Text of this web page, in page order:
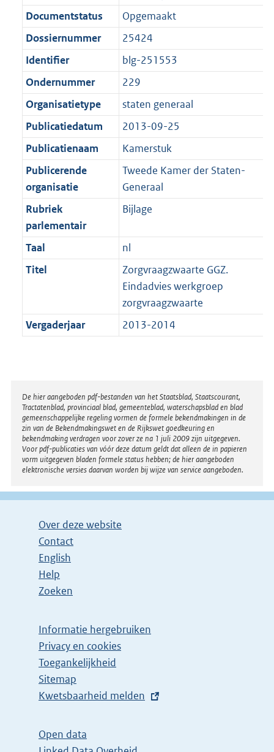
t
i
e
n
f
o
r
m
a
a
t
:
9
7
K
b
s
r
o
t
t
e
:
1
K
b
d
g
r
o
t
t
e
:
K
Documentstatus
Opgemaakt
Dossiernummer
25424
Identifier
blg-251553
Ondernummer
229
Organisatietype
staten generaal
Publicatiedatum
2013-09-25
Publicatienaam
Kamerstuk
Publicerende
organisatie
Tweede Kamer der Staten-
Generaal
Rubriek
parlementair
Bijlage
Taal
nl
Titel
Zorgvraagzwaarte GGZ.
Eindadvies werkgroep
zorgvraagzwaarte
Vergaderjaar
2013-2014
Disclaimer
De hier aangeboden pdf-bestanden van het Staatsblad, Staatscourant,
Tractatenblad, provinciaal blad, gemeenteblad, waterschapsblad en blad
gemeenschappelijke regeling vormen de formele bekendmakingen in de
zin van de Bekendmakingswet en de Rijkswet goedkeuring en
bekendmaking verdragen voor zover ze na 1 juli 2009 zijn uitgegeven.
Voor pdf-publicaties van vóór deze datum geldt dat alleen de in papieren
vorm uitgegeven bladen formele status hebben; de hier aangeboden
elektronische versies daarvan worden bij wijze van service aangeboden.
Over deze website
Contact
English
Help
Zoeken
Informatie hergebruiken
Privacy en cookies
Toegankelijkheid
Sitemap
E
t
e
Kwetsbaarheid melden
Open data